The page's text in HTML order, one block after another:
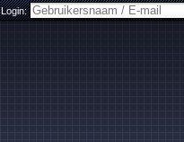
Login: